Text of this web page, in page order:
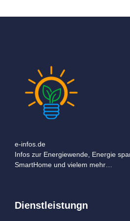
e-infos.de
Infos zur Energiewende, Energie
SmartHome und vielem mehr…
Dienstleistungn